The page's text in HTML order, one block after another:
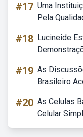
#17 Uma
Pela
#18 Lucineide
#19 As
Brasileiro
#20 As Celulas
Celular